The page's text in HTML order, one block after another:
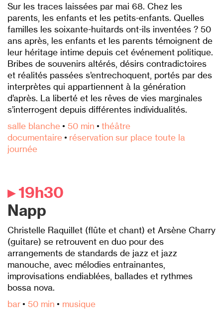
Sur les traces laissées par mai 68. Chez les
parents, les enfants et les petits-enfants. Quelles
familles les soixante-huitards ont-ils inventées ? 50
ans après, les enfants et les parents témoignent de
leur héritage intime depuis cet événement politique.
Bribes de souvenirs altérés, désirs contradictoires
et réalités passées s’entrechoquent, portés par des
interprètes qui appartiennent à la génération
d’après. La liberté et les rêves de vies marginales
s’interrogent depuis différentes individualités.
salle blanche• 50 min • théâtre
documentaire• réservation sur place toute la
journée
▸ 19h30
Napp
Christelle Raquillet (flûte et chant) et Arsène Charry
(guitare) se retrouvent en duo pour des
arrangements de standards de jazz et jazz
manouche, avec mélodies entrainantes,
improvisations endiablées, ballades et rythmes
bossa nova.
bar• 50 min • musique